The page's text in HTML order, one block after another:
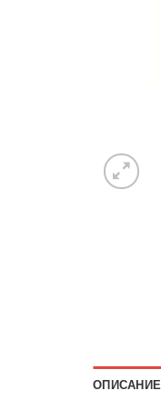
ОПИСАНИЕ